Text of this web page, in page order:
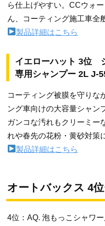
ら仕上げやすい。CCウォ
ん、コーティング施工車全
製品詳細はこちら
イエローハット 3位
専用シャンプー 2L J-
コーティング被膜を守りな
ング車向けの大容量シャン
ガンコな汚れもクリーミー
れや春先の花粉・黄砂対策
製品詳細はこちら
オートバックス 4
4位：AQ. 泡もっこシャワ